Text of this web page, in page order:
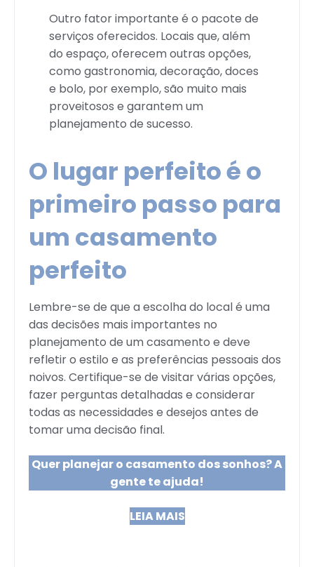
Outro fator importante é o pacote de
serviços oferecidos. Locais que, além
do espaço, oferecem outras opções,
como gastronomia, decoração, doces
e bolo, por exemplo, são muito mais
proveitosos e garantem um
planejamento de sucesso.
O lugar perfeito é o
primeiro passo para
um casamento
perfeito
Lembre-se de que a escolha do local é uma
das decisões mais importantes no
planejamento de um casamento e deve
refletir o estilo e as preferências pessoais dos
noivos. Certifique-se de visitar várias opções,
fazer perguntas detalhadas e considerar
todas as necessidades e desejos antes de
tomar uma decisão final.
Quer planejar o casamento dos sonhos? A
gente te ajuda!
LEIA MAIS